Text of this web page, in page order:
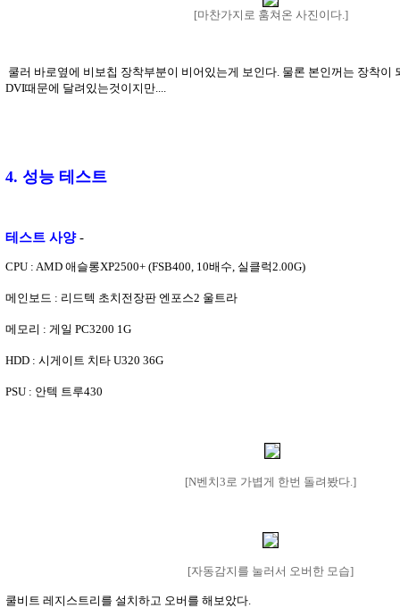
[마찬가지로 훔쳐온 사진이다.]
쿨러 바로옆에 비보칩 장착부분이 비어있는게 보인다. 물론 본인꺼는 장착이
DVI때문에 달려있는것이지만....
4. 성능 테스트
테스트 사양-
CPU : AMD 애슬롱XP2500+ (FSB400, 10배수, 실클럭2.00G)
메인보드 : 리드텍 초치전장판 엔포스2 울트라
메모리 : 게일 PC3200 1G
HDD : 시게이트 치타 U320 36G
PSU : 안텍 트루430
[N벤치3로 가볍게 한번 돌려봤다.]
[자동감지를 눌러서 오버한 모습]
쿨비트 레지스트리를 설치하고 오버를 해보았다.